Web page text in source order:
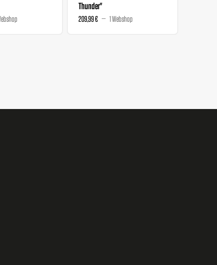
Thunder"
209,99 € 1 Webshop